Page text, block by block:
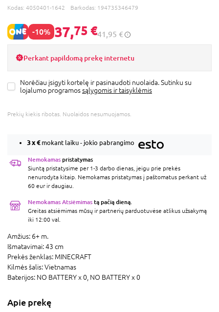
Kodas: 4050401-1642 Barkodas: 194735346479
-10% 37,75 €41,95 €
Perkant papildomą prekę internetu
Norėčiau įsigyti kortelę ir pasinaudoti nuolaida. Sutinku su
lojalumo programossąlygomis ir taisyklėmis
Prekių kiekis ribotas. Nuolaidos nesumuojamos.
3 x€mokant laiku - jokio pabrangimo
Nemokamas pristatymas
Siuntą pristatysime per 1-3 darbo dienas, jeigu prie prekės
nenurodyta kitaip. Nemokamas pristatymas į paštomatus perkant už
60 eur ir daugiau.
Nemokamas Atsiėmimas tą pačią dieną.
Greitas atsiėmimas mūsų ir partnerių parduotuvėse atlikus užsakymą
iki 12:00 val.
Amžius: 6+ m.
Išmatavimai:43 cm
Prekės ženklas: MINECRAFT
Kilmės šalis:Vietnamas
Baterijos: NO BATTERY x 0, NO BATTERY x 0
Apie prekę